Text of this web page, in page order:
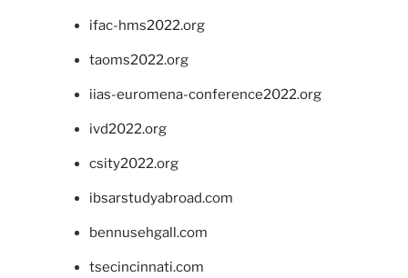
ifac-hms2022.org
taoms2022.org
iias-euromena-conference2022.org
ivd2022.org
csity2022.org
ibsarstudyabroad.com
bennusehgall.com
tsecincinnati.com